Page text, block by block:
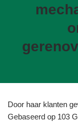
Door haar klanten
Gebaseerd op 103